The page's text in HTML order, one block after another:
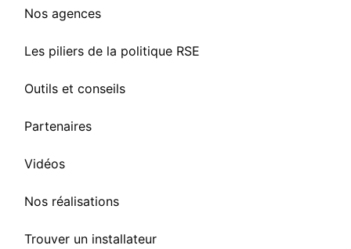
Nos agences
Les piliers de la politique RSE
Outils et conseils
Partenaires
Vidéos
Nos réalisations
Trouver un installateur